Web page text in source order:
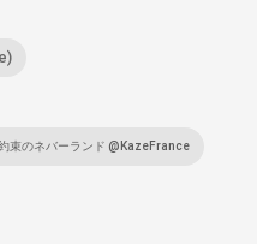
のネバーランド @KazeFrance